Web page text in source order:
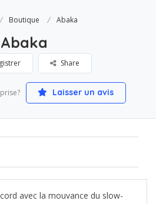
Boutique Abaka
Abaka
Share
Laisser un avis
avec la mouvance du slow-